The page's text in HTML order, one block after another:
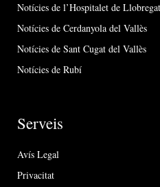
Notícies de l’Hospitalet de Llobregat
Notícies de Cerdanyola del Vallès
Notícies de Sant Cugat del Vallès
Notícies de Rubí
Serveis
Avís Legal
Privacitat